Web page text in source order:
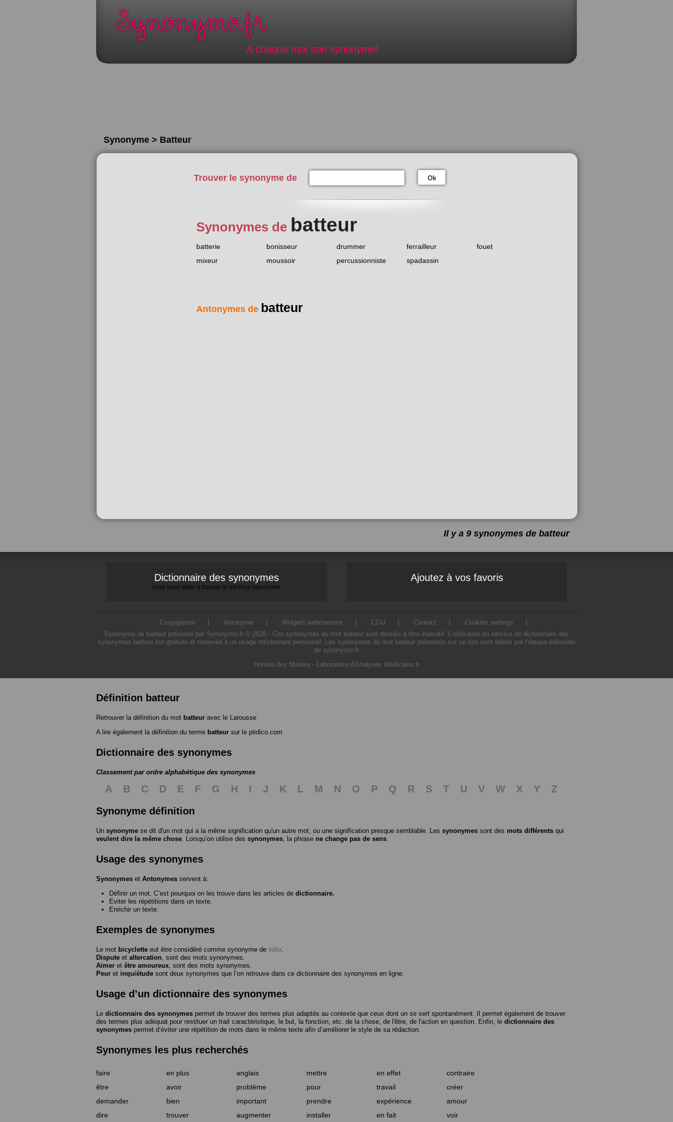
A chaque mot son synonyme!
Synonyme > Batteur
Trouver le synonyme de Ok
Synonymes de batteur
batterie bonisseur drummer ferrailleur
fouet
mixeur
moussoir percussionniste spadassin
Antonymes de batteur
Il y a 9 synonymes de batteur
Dictionnaire des synonymes
pour vous aider à trouver le meilleur synonyme
Ajoutez à vos favoris
Conjugaison Antonyme Widgets webmasters CGU Contact
Cookies settings
Synonyme de batteur présenté par Synonymo.fr © 2026 - Ces synonymes du mot batteur sont donnés à titre indicatif. L'utilisation du service de dictionnaire des
synonymes batteur est gratuite et réservée à un usage strictement personnel. Les synonymes du mot batteur présentés sur ce site sont édités par l’équipe éditoriale
de synonymo.fr
Horaire des Marées - Laboratoire d'Analyses Médicales.fr
Définition batteur
Retrouver la définition du mot batteur avec le Larousse
A lire également la définition du terme batteur sur le ptidico.com
Dictionnaire des synonymes
Classement par ordre alphabétique des synonymes
A B C D E F G H I J K L M N O P Q R S T U V W X Y
Z
Synonyme définition
Un synonyme se dit d'un mot qui a la même signification qu'un autre mot, ou une signification presque semblable. Les synonymes sont des mots différents qui
veulent dire la même chose . Lorsqu’on utilise des synonymes , la phrase ne change pas de sens
Usage des synonymes
Synonymes et Antonymes servent à:
Définir un mot. C’est pourquoi on les trouve dans les articles de dictionnaire.
Eviter les répétitions dans un texte.
Enrichir un texte.
Exemples de synonymes
Le mot bicyclette eut être considéré comme synonyme de vélo
Dispute et altercation , sont des mots synonymes.
Aimer et être amoureux , sont des mots synonymes.
Peur et inquiétude sont deux synonymes que l’on retrouve dans ce dictionnaire des synonymes en ligne.
Usage d’un dictionnaire des synonymes
Le dictionnaire des synonymes permet de trouver des termes plus adaptés au contexte que ceux dont on se sert spontanément. Il permet également de trouver
des termes plus adéquat pour restituer un trait caractéristique, le but, la fonction, etc. de la chose, de l'être, de l'action en question. Enfin, le dictionnaire des
synonymes permet d’éviter une répétition de mots dans le même texte afin d’améliorer le style de sa rédaction.
Synonymes les plus recherchés
faire en plus anglais mettre en effet
contraire
être
avoir problème pour travail
créer
demander
bien important prendre expérience
amour
dire
trouver augmenter installer en fait voir